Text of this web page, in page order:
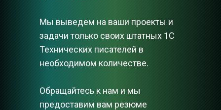
Мы выведем на ваши проекты и
задачи только своих штатных 1С
Технических писателей в
необходимом количестве.
Обращайтесь к нам и мы
предоставим вам резюме